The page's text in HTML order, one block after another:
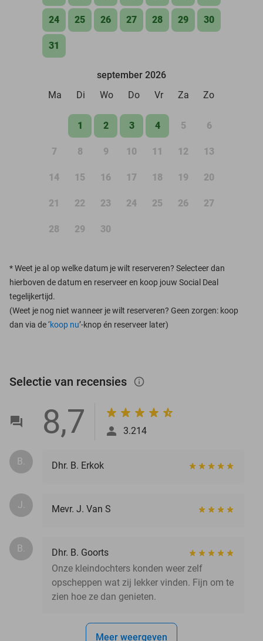
24 25 26 27 28 29 30
31
september 2026
Ma
Di Wo Do Vr Za Zo
1 2 3 4 5 6
7 8 9 10 11 12 13
14 15 16 17 18 19 20
21 22 23 24 25 26 27
28 29 30
*Weet je al op welke datum je wilt reserveren? Selecteer dan
hierboven de datum en reserveer en koop jouw Social Deal
tegelijkertijd.
(Weet je nog niet wanneer je wilt reserveren? Geen zorgen: koop
dan via de ‘koop nu’-knop én reserveer later)
Selectie van recensies info_outlined
8,7 3.214
B. Dhr. B. Erkok
J. Mevr. J. Van S
B.
Dhr. B. Goorts
Onze kleindochters konden weer zelf
opscheppen wat zij lekker vinden. Fijn om te
zien hoe ze dan genieten.
Meer weergeven